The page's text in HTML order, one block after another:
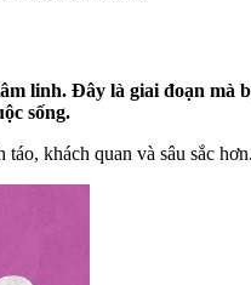
linh. Đây là giai đoạn mà
sống.
khách quan và sâu sắc hơn.